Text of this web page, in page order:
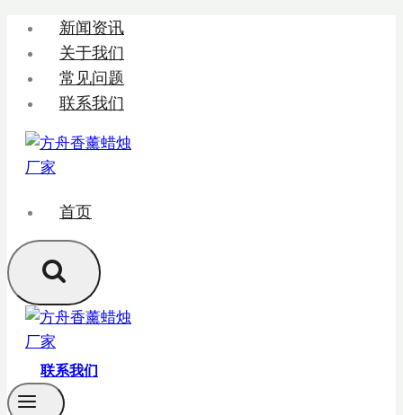
新闻资讯
关于我们
常见问题
联系我们
首页
联系我们